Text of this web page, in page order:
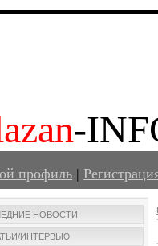
-
профиль |
НОВОСТИ
ИНТЕРВЬЮ